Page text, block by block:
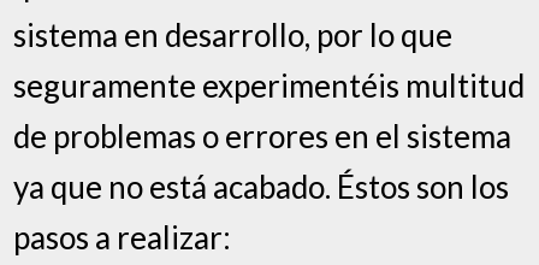
sistema en desarrollo, por lo que
seguramente experimentéis multitud
de problemas o errores en el sistema
ya que no está acabado. Éstos son los
pasos a realizar: